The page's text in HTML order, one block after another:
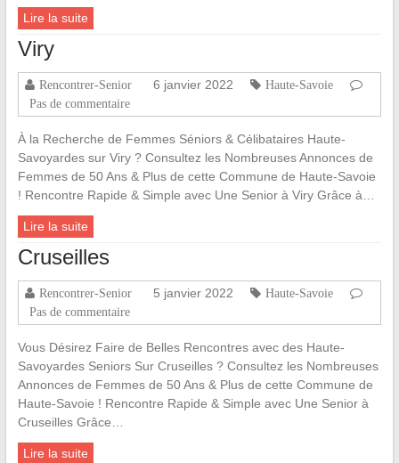
Lire la suite
Viry
Rencontrer-Senior 6 janvier 2022
Haute-Savoie
Pas de commentaire
À la Recherche de Femmes Séniors & Célibataires Haute-
Savoyardes sur Viry ? Consultez les Nombreuses Annonces de
Femmes de 50 Ans & Plus de cette Commune de Haute-Savoie
! Rencontre Rapide & Simple avec Une Senior à Viry Grâce à…
Lire la suite
Cruseilles
Rencontrer-Senior 5 janvier 2022
Haute-Savoie
Pas de commentaire
Vous Désirez Faire de Belles Rencontres avec des Haute-
Savoyardes Seniors Sur Cruseilles ? Consultez les Nombreuses
Annonces de Femmes de 50 Ans & Plus de cette Commune de
Haute-Savoie ! Rencontre Rapide & Simple avec Une Senior à
Cruseilles Grâce…
Lire la suite